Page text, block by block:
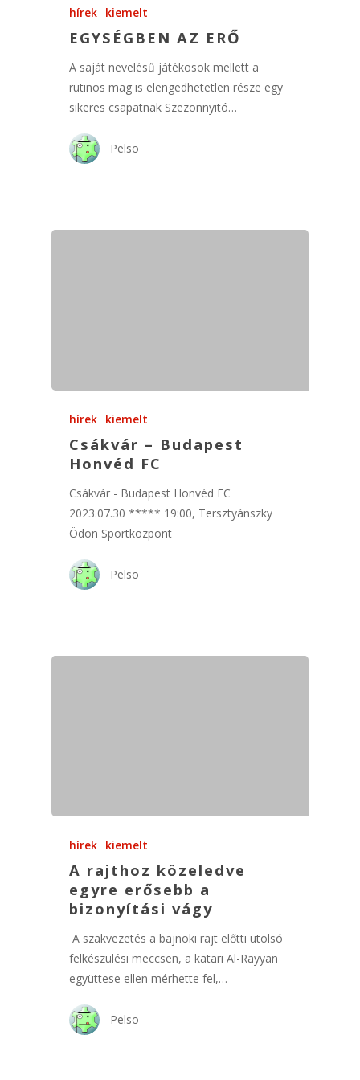
hírek kiemelt
EGYSÉGBEN AZ ERŐ
A saját nevelésű játékosok mellett a
rutinos mag is elengedhetetlen része egy
sikeres csapatnak Szezonnyitó…
Pelso
hírek kiemelt
Csákvár – Budapest
Honvéd FC
Csákvár - Budapest Honvéd FC
2023.07.30 ***** 19:00, Tersztyánszky
Ödön Sportközpont
Pelso
hírek kiemelt
A rajthoz közeledve
egyre erősebb a
bizonyítási vágy
A szakvezetés a bajnoki rajt előtti utolsó
felkészülési meccsen, a katari Al-Rayyan
együttese ellen mérhette fel,…
Pelso